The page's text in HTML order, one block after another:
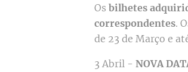
Os bilhetes
correspondentes.
de 23 de Março e
3 Abril - NOVA